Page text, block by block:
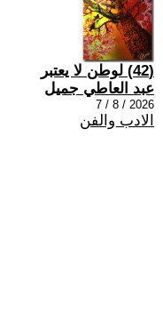
(42) لوطن لا يعتبر
عبد العاطي جميل
2026 / 8 / 7
الادب والفن